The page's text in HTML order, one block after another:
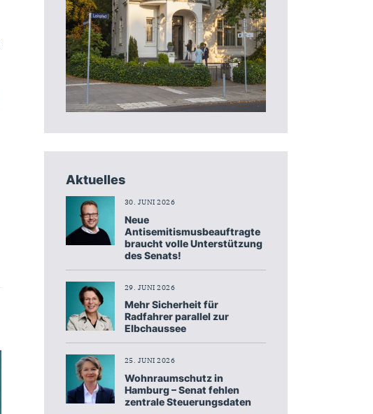
Aktuelles
Neue
Antisemitismusbeauftragte
braucht volle Unterstützung
des Senats!
30. JUNI 2026
Mehr Sicherheit für
Radfahrer parallel zur
Elbchaussee
29. JUNI 2026
Wohnraumschutz in
Hamburg – Senat fehlen
zentrale Steuerungsdaten
25. JUNI 2026